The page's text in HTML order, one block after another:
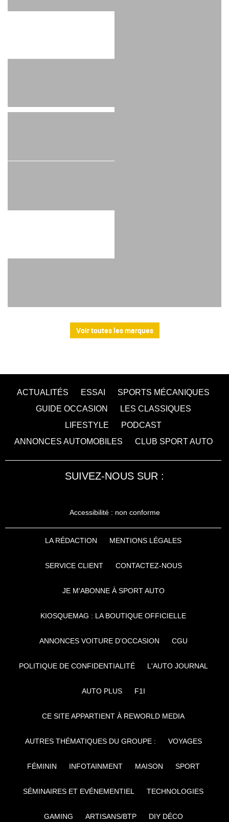
Voir toutes les marques
ACTUALITÉS ESSAI
SPORTS MÉCANIQUES
GUIDE OCCASION
LES CLASSIQUES
LIFESTYLE
PODCAST
ANNONCES AUTOMOBILES
CLUB SPORT AUTO
SUIVEZ-NOUS SUR :
Accessibilité : non conforme
LA RÉDACTION MENTIONS LÉGALES
SERVICE CLIENT CONTACTEZ-NOUS
JE M'ABONNE À SPORT AUTO
KIOSQUEMAG : LA BOUTIQUE OFFICIELLE
ANNONCES VOITURE D’OCCASION CGU
POLITIQUE DE CONFIDENTIALITÉ L'AUTO JOURNAL
AUTO PLUS F1I
CE SITE APPARTIENT À REWORLD MEDIA
AUTRES THÉMATIQUES DU GROUPE : VOYAGES
FÉMININ INFOTAINMENT MAISON SPORT
SÉMINAIRES ET EVÉNEMENTIEL TECHNOLOGIES
GAMING ARTISANS/BTP DIY DÉCO